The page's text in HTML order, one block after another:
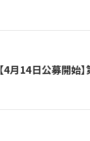
【4月14日公募開始